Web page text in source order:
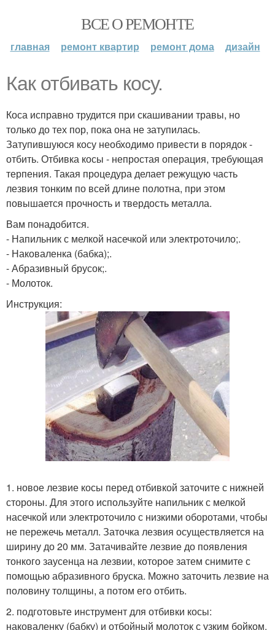
ВСЕ О РЕМОНТЕ
главная ремонт квартир ремонт дома дизайн
Как отбивать косу.
Коса исправно трудится при скашивании травы, но
только до тех пор, пока она не затупилась.
Затупившуюся косу необходимо привести в порядок -
отбить. Отбивка косы - непростая операция, требующая
терпения. Такая процедура делает режущую часть
лезвия тонким по всей длине полотна, при этом
повышается прочность и твердость металла.
Вам понадобится.
- Напильник с мелкой насечкой или электроточило;.
- Наковаленка (бабка);.
- Абразивный брусок;.
- Молоток.
Инструкция:
1. новое лезвие косы перед отбивкой заточите с нижней
стороны. Для этого используйте напильник с мелкой
насечкой или электроточило с низкими оборотами, чтобы
не пережечь металл. Заточка лезвия осуществляется на
ширину до 20 мм. Затачивайте лезвие до появления
тонкого заусенца на лезвии, которое затем снимите с
помощью абразивного бруска. Можно заточить лезвие на
половину толщины, а потом его отбить.
2. подготовьте инструмент для отбивки косы:
наковаленку (бабку) и отбойный молоток с узким бойком.